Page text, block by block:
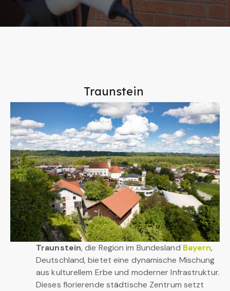
Traunstein
Traunstein, die Region im Bundesland Bayern,
Deutschland, bietet eine dynamische Mischung
aus kulturellem Erbe und moderner Infrastruktur.
Dieses florierende städtische Zentrum setzt